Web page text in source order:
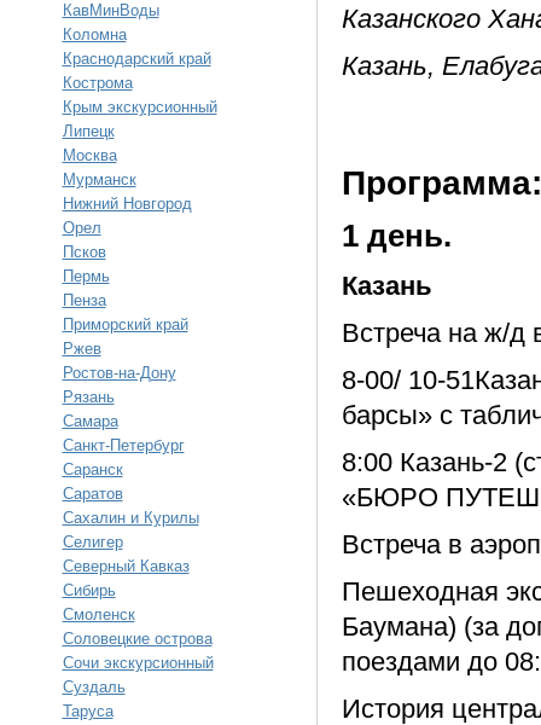
КавМинВоды
Коломна
Краснодарский край
Кострома
Крым экскурсионный
Липецк
Москва
Мурманск
Нижний Новгород
Орел
Псков
Пермь
Пенза
Приморский край
Ржев
Ростов-на-Дону
Рязань
Самара
Санкт-Петербург
Саранск
Саратов
Сахалин и Курилы
Селигер
Северный Кавказ
Сибирь
Смоленск
Соловецкие острова
Сочи экскурсионный
Суздаль
Таруса
Казанского
Казань,
Программа:
1 день.
Казань
Встреча на ж/д
8-00/ 10-
барсы» с
8:00 Казань-2
«БЮРО
Встреча в
Пешеходная
Баумана) (за
поездами до
История